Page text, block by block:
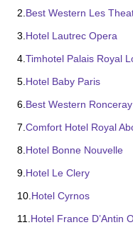
2. Best Western Les
3. Hotel Lautrec Opera
4. Timhotel Palais Royal
5. Hotel Baby Paris
6. Best Western
7. Comfort Hotel Royal
8. Hotel Bonne Nouvelle
9. Hotel Le Clery
10. Hotel Cyrnos
11. Hotel France D’Antin